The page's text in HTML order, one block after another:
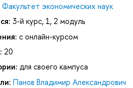
Факультет экономических наук
3-й курс, 1, 2 модуль
с онлайн-курсом
20
для своего кампуса
Панов Владимир Александрович